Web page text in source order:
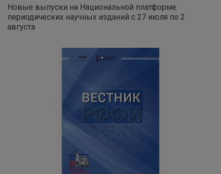
Новые выпуски на Национальной платформе
периодических научных изданий с 27 июля по 2
августа